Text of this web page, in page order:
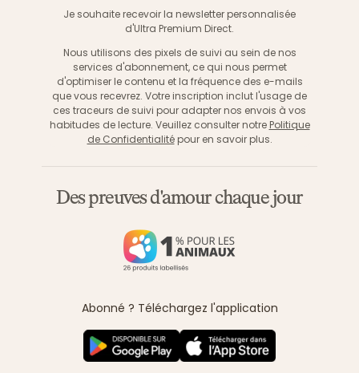
Je souhaite recevoir la newsletter personnalisée
d'Ultra Premium Direct.
Nous utilisons des pixels de suivi au sein de nos
services d'abonnement, ce qui nous permet
d'optimiser le contenu et la fréquence des e-mails
que vous recevrez. Votre inscription inclut l'usage de
ces traceurs de suivi pour adapter nos envois à vos
habitudes de lecture. Veuillez consulter notre Politique
de Confidentialitépour en savoir plus.
Des preuves d'amour chaque jour
Abonné ? Téléchargez l'application